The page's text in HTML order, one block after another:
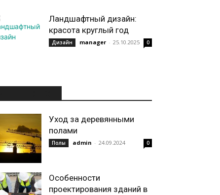
Ландшафтный дизайн:
красота круглый год
Дизайн manager - 25.10.2025 0
Уход за деревянными
полами
Полы admin - 24.09.2024 0
Особенности
проектирования зданий в